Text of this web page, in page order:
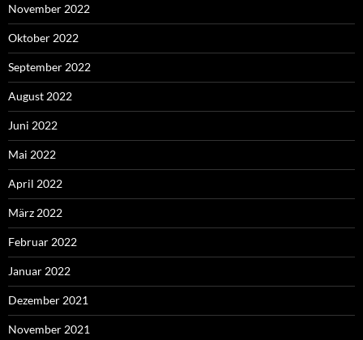
November 2022
Oktober 2022
September 2022
August 2022
Juni 2022
Mai 2022
April 2022
März 2022
Februar 2022
Januar 2022
Dezember 2021
November 2021